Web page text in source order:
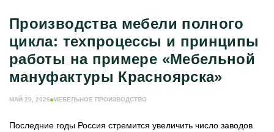
Производства мебели полного
цикла: техпроцессы и принципы
работы на примере «Мебельной
мануфактуры Красноярска»
МАЙ 20, 2026 МЕБЕЛЬНОЕ ПРОИЗВОДСТВО
Последние годы Россия стремится увеличить число заводов